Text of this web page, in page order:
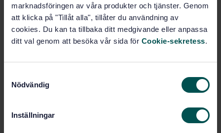
marknadsföringen av våra produkter och tjänster. Genom
att klicka på "Tillåt alla", tillåter du användning av
cookies. Du kan ta tillbaka ditt medgivande eller anpassa
ditt val genom att besöka vår sida för Cookie-sekretess.
Nödvändig
Inställningar
Artikelnummer:STD-33143
10
Fastställd: 2002-11-15
SS 142347
Inom samma område